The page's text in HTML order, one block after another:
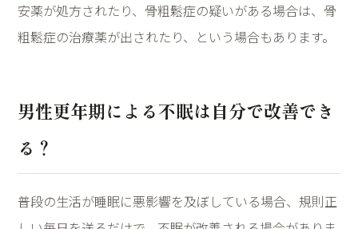
安薬が処方されたり、骨粗鬆症の疑いがある場合は、骨
粗鬆症の治療薬が出されたり、という場合もあります。
男性更年期による不眠は自分で改善でき
る？
普段の生活が睡眠に悪影響を及ぼしている場合、規則正